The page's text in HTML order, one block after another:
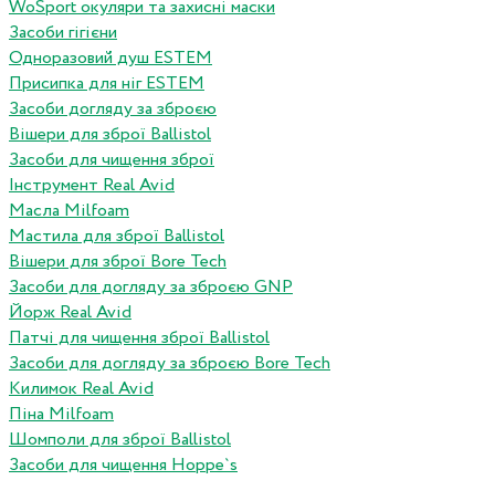
WoSport окуляри та захисні маски
Засоби гігієни
Одноразовий душ ESTEM
Присипка для ніг ESTEM
Засоби догляду за зброєю
Вішери для зброї Ballistol
Засоби для чищення зброї
Інструмент Real Avid
Масла Milfoam
Мастила для зброї Ballistol
Вішери для зброї Bore Tech
Засоби для догляду за зброєю GNP
Йорж Real Avid
Патчі для чищення зброї Ballistol
Засоби для догляду за зброєю Bore Tech
Килимок Real Avid
Піна Milfoam
Шомполи для зброї Ballistol
Засоби для чищення Hoppe`s